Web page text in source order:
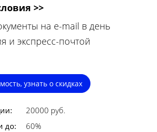
>>
на e-mail в день
и экспресс-почтой
узнать о скидках
20000 руб.
до:
60%